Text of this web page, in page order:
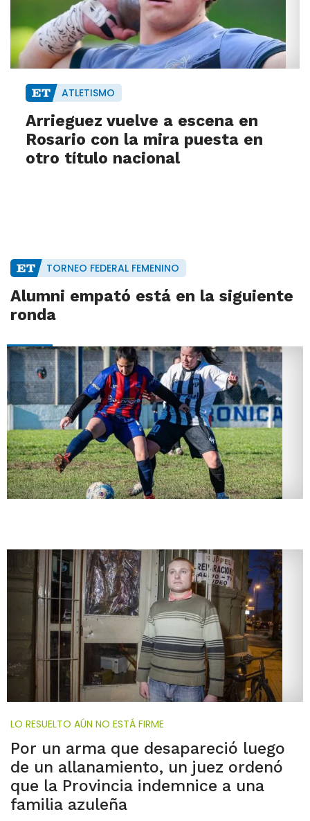
ATLETISMO
Arrieguez vuelve a escena en
Rosario con la mira puesta en
otro título nacional
TORNEO FEDERAL FEMENINO
Alumni empató está en la siguiente
ronda
LO RESUELTO AÚN NO ESTÁ FIRME
Por un arma que desapareció luego
de un allanamiento, un juez ordenó
que la Provincia indemnice a una
familia azuleña